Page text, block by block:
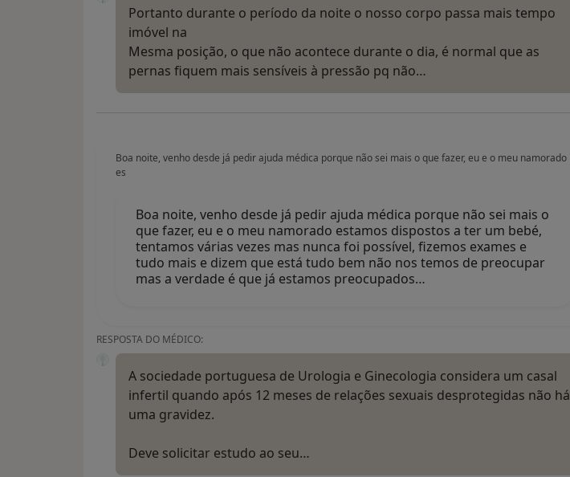
Portanto durante o período da noite o nosso corpo passa mais tempo
imóvel na
Mesma posição, o que não acontece durante o dia, é normal que as
pernas fiquem mais sensíveis à pressão pq não…
Boa noite, venho desde já pedir ajuda médica porque não sei mais o que fazer, eu e o meu namorado
es
Boa noite, venho desde já pedir ajuda médica porque não sei mais o
que fazer, eu e o meu namorado estamos dispostos a ter um bebé,
tentamos várias vezes mas nunca foi possível, fizemos exames e
tudo mais e dizem que está tudo bem não nos temos de preocupar
mas a verdade é que já estamos preocupados…
RESPOSTA DO MÉDICO:
A sociedade portuguesa de Urologia e Ginecologia considera um casal
infertil quando após 12 meses de relações sexuais desprotegidas não há
uma gravidez.
Deve solicitar estudo ao seu…